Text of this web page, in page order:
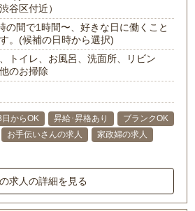
谷区付近）
の間で1時間〜、好きな日に働くこと
。(候補の日時から選択)
トイレ、お風呂、洗面所、リビン
のお掃除
からOK 昇給･昇格あり
ブランクOK
お手伝いさんの求人
家政婦の求人
求人の詳細を見る